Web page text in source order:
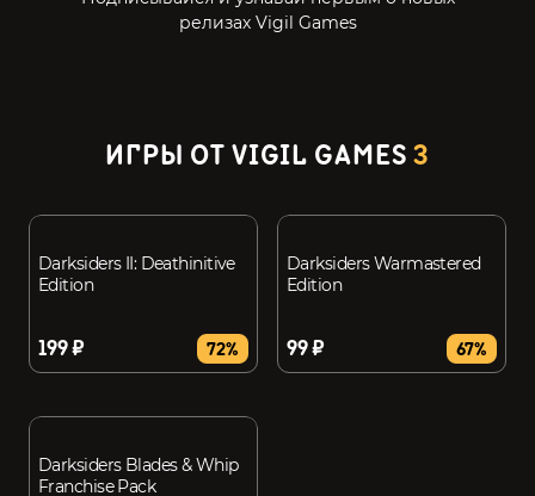
релизах Vigil Games
ИГРЫ ОТ VIGIL GAMES3
Darksiders II: Deathinitive
Edition
199 ₽ 72%
Darksiders Warmastered
Edition
99 ₽ 67%
Darksiders Blades & Whip
Franchise Pack